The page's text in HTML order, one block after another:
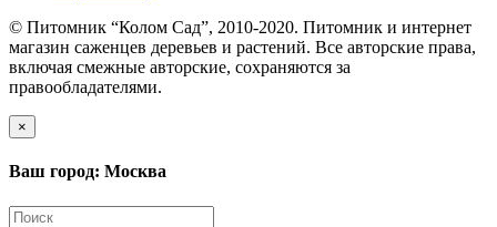
© Питомник “Колом Сад”, 2010-2020. Питомник и интернет
магазин саженцев деревьев и растений. Все авторские права,
включая смежные авторские, сохраняются за
правообладателями.
×
Ваш город: Москва